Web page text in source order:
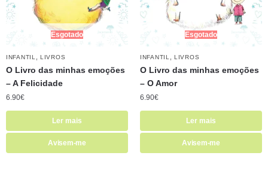
Esgotado
INFANTIL ,LIVROS
O Livro das minhas emoções
– A Felicidade
6.90€
Ler mais
Avisem-me
Esgotado
INFANTIL ,LIVROS
O Livro das minhas emoções
– O Amor
6.90€
Ler mais
Avisem-me